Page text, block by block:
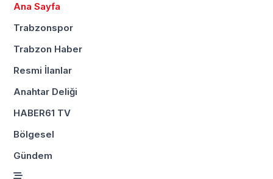
Ana Sayfa
Trabzonspor
Trabzon Haber
Resmi İlanlar
Anahtar Deliği
HABER61 TV
Bölgesel
Gündem